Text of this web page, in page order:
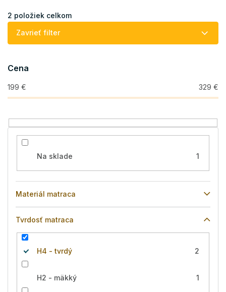
i
d
u
k
o
v
2 položiek celkom
Zavrieť filter
Cena
199 € 329 €
Na sklade 1
Materiál matraca
Tvrdosť matraca
H4 - tvrdý 2
H2 - mäkký 1